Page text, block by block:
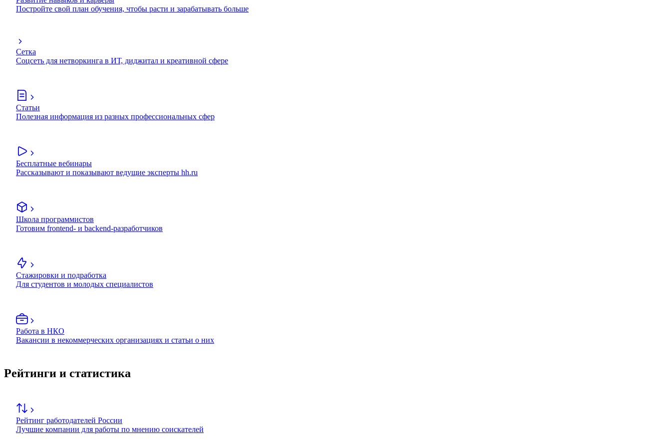
Постройте свой план обучения, чтобы расти и зарабатывать больше
Сетка
Соцсеть для нетворкинга в ИТ, диджитал и креативной сфере
Статьи
Полезная информация из разных профессиональных сфер
Бесплатные вебинары
Рассказывают и показывают ведущие эксперты hh.ru
Школа программистов
Готовим frontend- и backend-разработчиков
Стажировки и подработка
Для студентов и молодых специалистов
Работа в НКО
Вакансии в некоммерческих организациях и статьи о них
Рейтинги и статистика
Рейтинг работодателей России
Лучшие компании для работы по мнению соискателей